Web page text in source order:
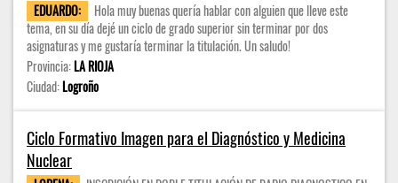
EDUARDO:
Hola muy buenas quería hablar con alguien que lleve este
tema, en su día dejé un ciclo de grado superior sin terminar por dos
asignaturas y me gustaría terminar la titulación. Un saludo!
Provincia:LA RIOJA
Ciudad:Logroño
Ciclo Formativo Imagen para el Diagnóstico y Medicina
Nuclear